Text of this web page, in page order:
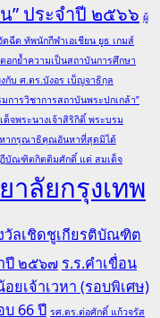
” ประจำปี ๒๕๖๖ ผู้
ฉีด ทัพนักกีฬาเอเชียน ยูธ เกมส์
อกย้ำความเป็นสถาบันการศึกษา
กับ ศ.ดร.บังอร เบ็ญจาธิกุล
การวิชาการสถาบันพระปกเกล้า”
จพระนางเจ้าสิริกิติ์ พระบรม
ากรุณาธิคุณอันหาที่สุดมิได้
ฎีบัณฑิตกิตติมศักดิ์ แด่ สมเด็จ
าลัยกรุงเทพ
วัลเชิดชูเกียรติบัณฑิต
ปี ๒๕๖๗ ร.ร.คำเขื่อน
เจ้าเวหา (รอบพิเศษ)
66 ปี รศ.ดร.ต่อศักดิ์ แก้วจรัส